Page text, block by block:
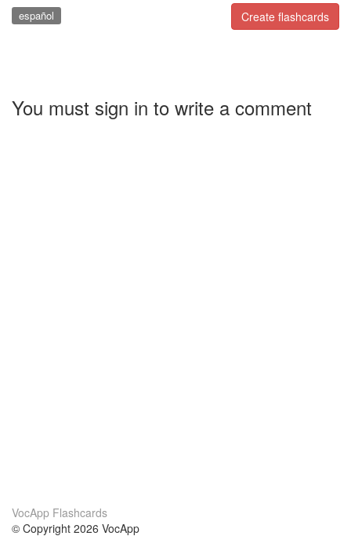
Create flashcards
español
You must sign in to write a comment
VocApp Flashcards
© Copyright 2026 VocApp